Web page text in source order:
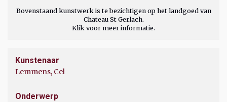
Bovenstaand kunstwerk is te bezichtigen op het landgoed van
Chateau St Gerlach.
Klik voor meer informatie.
Kunstenaar
Lemmens, Cel
Onderwerp